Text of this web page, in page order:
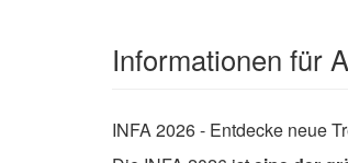
Informationen für
INFA 2026 - Entdecke neue